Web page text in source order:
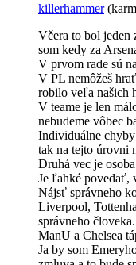
killerhammer
Včera to bol jeden
som kedy za
V prvom rade sú
V PL nemôžeš
robilo veľa našich
V teame je len
nebudeme vôbec
Individuálne
tak na tejto úrovni
Druhá vec je
Je ľahké povedať,
Nájsť správneho
Liverpool,
správneho človeka.
ManU a Chelsea
Ja by som